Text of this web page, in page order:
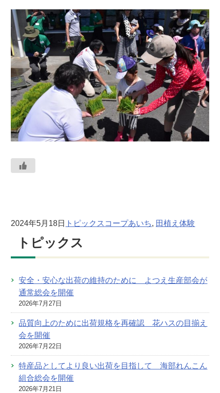
2024年5月18日 トピックス コープあいち, 田植え体験
トピックス
安全・安心な出荷の維持のために よつえ生産部会が
通常総会を開催
2026年7月27日
品質向上のために出荷規格を再確認 花ハスの目揃え
会を開催
2026年7月22日
特産品としてより良い出荷を目指して 海部れんこん
組合総会を開催
2026年7月21日